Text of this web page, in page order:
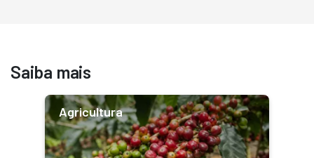
Saiba mais
Agricultura